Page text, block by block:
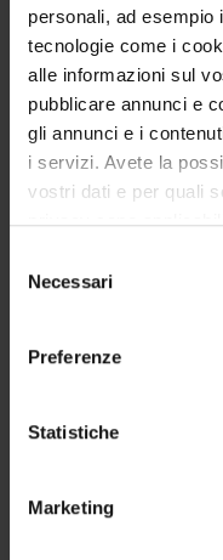
personali, ad esempio
tecnologie come i
alle informazioni sul
pubblicare annunci e
gli annunci e i
i servizi. Avete la
vostri dati e per quali
privacy sono
modificare o revocare
momento dalla
raccogliere
geografica, con
Identificare il
delNecessari
Preferenze
Statistiche
Marketing
STUDENT
DEPARTMENT
RESEARCH
RESEARCH CENTRES